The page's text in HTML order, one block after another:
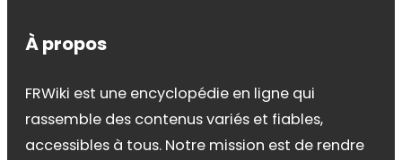
À propos
FRWiki est une encyclopédie en ligne qui
rassemble des contenus variés et fiables,
accessibles à tous. Notre mission est de rendre